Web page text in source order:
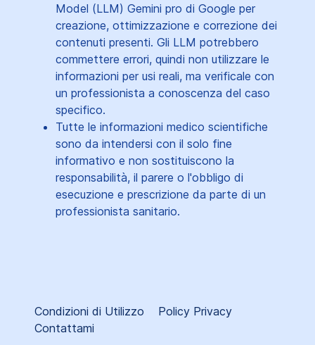
Model (LLM) Gemini pro di Google per
creazione, ottimizzazione e correzione dei
contenuti presenti. Gli LLM potrebbero
commettere errori, quindi non utilizzare le
informazioni per usi reali, ma verificale con
un professionista a conoscenza del caso
specifico.
Tutte le informazioni medico scientifiche
sono da intendersi con il solo fine
informativo e non sostituiscono la
responsabilità, il parere o l'obbligo di
esecuzione e prescrizione da parte di un
professionista sanitario.
Condizioni di Utilizzo
Policy Privacy
Contattami